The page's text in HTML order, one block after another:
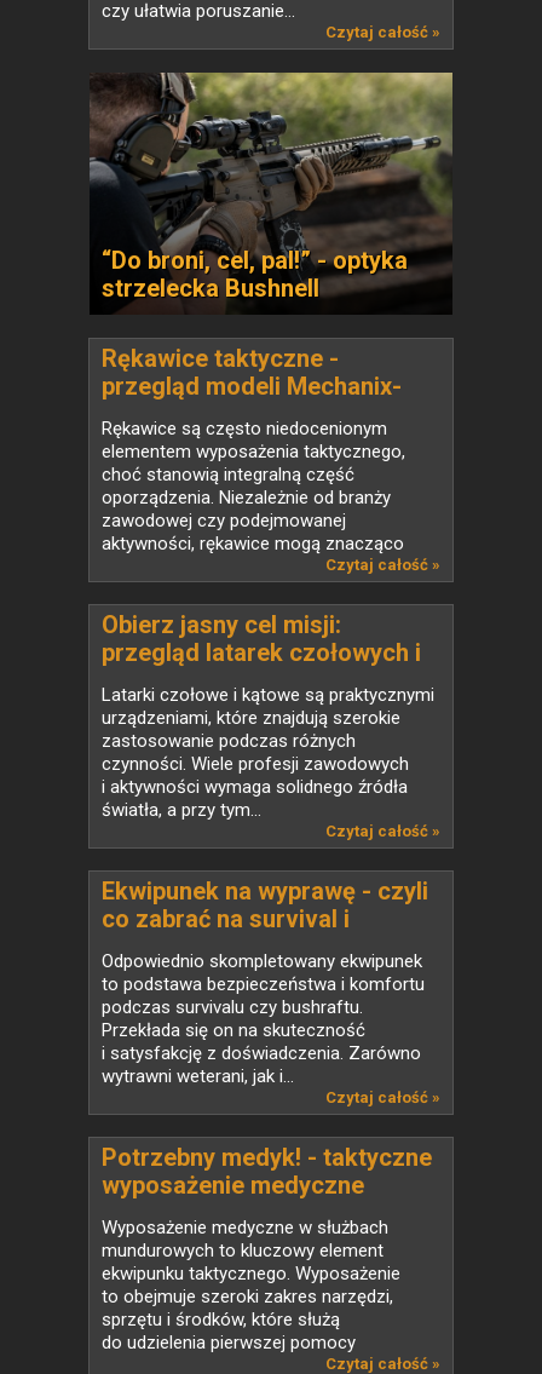
czy ułatwia poruszanie...
Czytaj całość »
“Do broni, cel, pal!” - optyka
strzelecka Bushnell
Rękawice taktyczne -
przegląd modeli Mechanix-
Wear
Rękawice są często niedocenionym
elementem wyposażenia taktycznego,
choć stanowią integralną część
oporządzenia. Niezależnie od branży
zawodowej czy podejmowanej
aktywności, rękawice mogą znacząco
Czytaj całość »
Obierz jasny cel misji:
przegląd latarek czołowych i
kątowych
Latarki czołowe i kątowe są praktycznymi
urządzeniami, które znajdują szerokie
zastosowanie podczas różnych
czynności. Wiele profesji zawodowych
i aktywności wymaga solidnego źródła
światła, a przy tym...
Czytaj całość »
Ekwipunek na wyprawę - czyli
co zabrać na survival i
bushraft
Odpowiednio skompletowany ekwipunek
to podstawa bezpieczeństwa i komfortu
podczas survivalu czy bushraftu.
Przekłada się on na skuteczność
i satysfakcję z doświadczenia. Zarówno
wytrawni weterani, jak i...
Czytaj całość »
Potrzebny medyk! - taktyczne
wyposażenie medyczne
Wyposażenie medyczne w służbach
mundurowych to kluczowy element
ekwipunku taktycznego. Wyposażenie
to obejmuje szeroki zakres narzędzi,
sprzętu i środków, które służą
do udzielenia pierwszej pomocy
Czytaj całość »